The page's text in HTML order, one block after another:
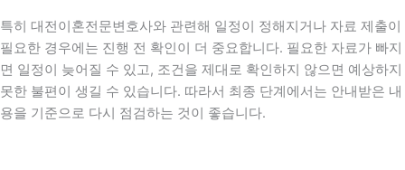
특히 대전이혼전문변호사와 관련해 일정이 정해지거나 자료 제출이
필요한 경우에는 진행 전 확인이 더 중요합니다. 필요한 자료가 빠지
면 일정이 늦어질 수 있고, 조건을 제대로 확인하지 않으면 예상하지
못한 불편이 생길 수 있습니다. 따라서 최종 단계에서는 안내받은 내
용을 기준으로 다시 점검하는 것이 좋습니다.